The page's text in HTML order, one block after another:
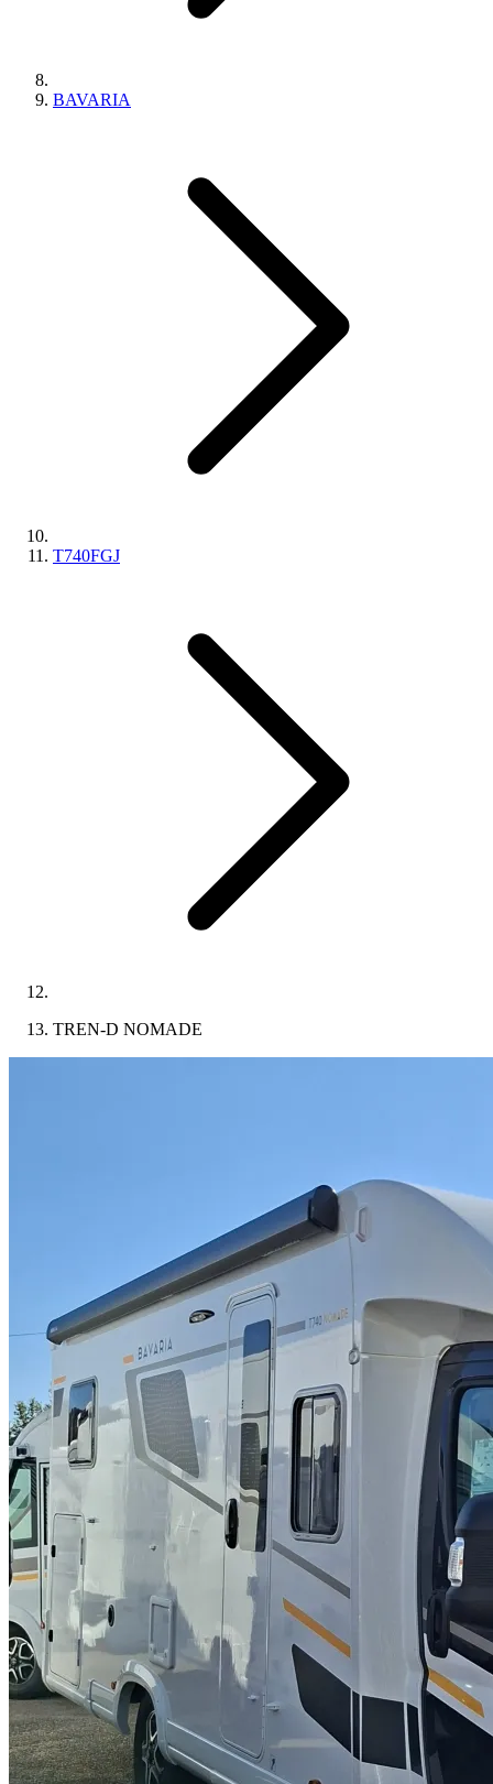
BAVARIA
T740FGJ
TREN-D NOMADE